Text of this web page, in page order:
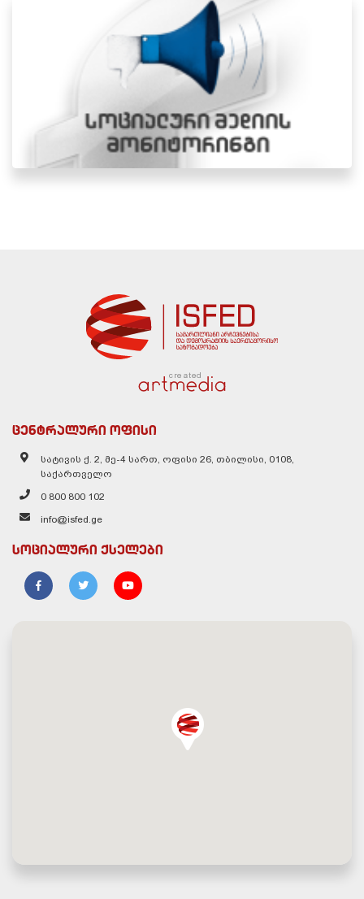
created
ცენტრალური ოფისი
სატივის ქ. 2, მე-4 სართ, ოფისი 26, თბილისი, 0108,
საქართველო
0 800 800 102
info@isfed.ge
სოციალური ქსელები